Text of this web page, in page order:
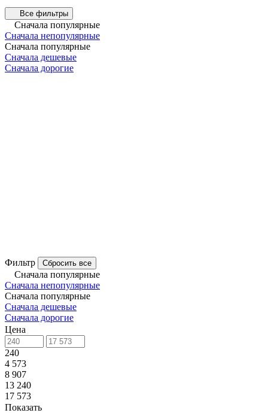
Все фильтры
Сначала популярные
Сначала непопулярные
Сначала популярные
Сначала дешевые
Сначала дорогие
Фильтр Сбросить все
Сначала популярные
Сначала непопулярные
Сначала популярные
Сначала дешевые
Сначала дорогие
Цена
240
4 573
8 907
13 240
17 573
Показать